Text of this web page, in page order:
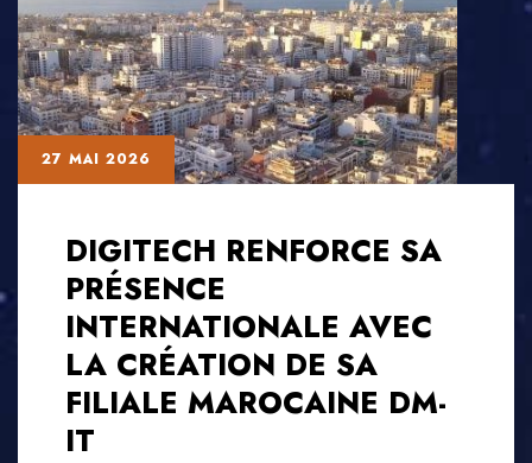
27 MAI 2026
DIGITECH RENFORCE SA
PRÉSENCE
INTERNATIONALE AVEC
LA CRÉATION DE SA
FILIALE MAROCAINE DM-
IT